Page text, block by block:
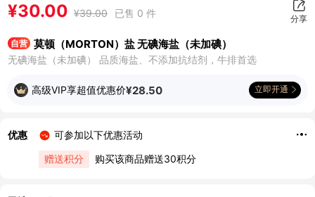
¥30.00 ¥39.00 已售 0 件 分享
自营 莫顿（MORTON）盐 无碘海盐（未加碘）
无碘海盐（未加碘） 品质海盐、不添加抗结剂，牛排首选
高级VIP享超值优惠价¥28.50 立即开通
优惠
可参加以下优惠活动
赠送积分
购买该商品赠送30积分